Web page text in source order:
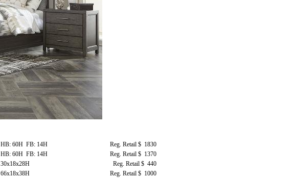
HB: 60H FB: 14H
Reg. Retail $ 1830
HB: 60H FB: 14H
Reg. Retail $ 1370
30x18x28H
Reg. Retail $ 440
66x18x38H Reg. Retail $ 1000